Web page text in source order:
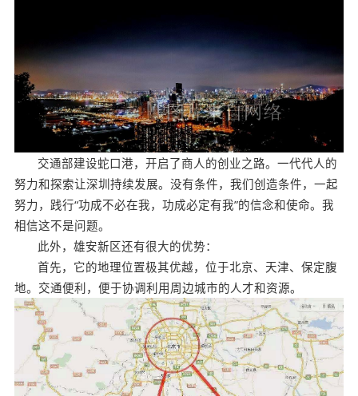
交通部建设蛇口港，开启了商人的创业之路。一代代人的
努力和探索让深圳持续发展。没有条件，我们创造条件，一起
努力，践行“功成不必在我，功成必定有我”的信念和使命。我
相信这不是问题。
此外，雄安新区还有很大的优势：
首先，它的地理位置极其优越，位于北京、天津、保定腹
地。交通便利，便于协调利用周边城市的人才和资源。